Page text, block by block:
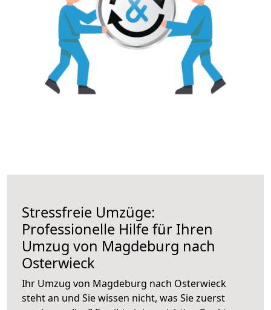
Stressfreie Umzüge:
Professionelle Hilfe für Ihren
Umzug von Magdeburg nach
Osterwieck
Ihr Umzug von Magdeburg nach Osterwieck
steht an und Sie wissen nicht, was Sie zuerst